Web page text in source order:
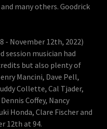
many others. Goodrick
- November 12th, 2022)
session musician had
but also plenty of
Mancini, Dave Pell,
Collette, Cal Tjader,
Coffey, Nancy
Honda, Clare Fischer and
12th at 94.